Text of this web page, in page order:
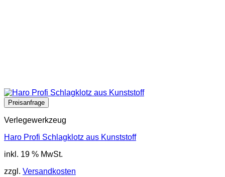
Verlegewerkzeug
Haro Profi Schlagklotz aus Kunststoff
inkl. 19 % MwSt.
zzgl. Versandkosten